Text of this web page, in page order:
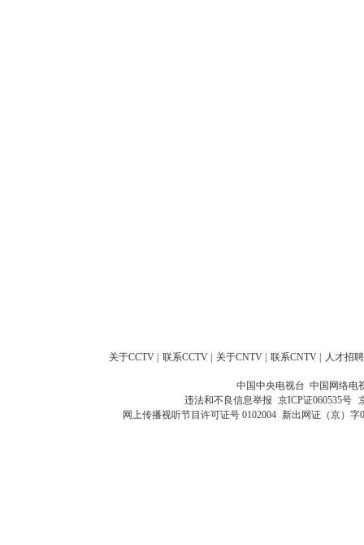
关于CCTV 联系CCTV 关于CNTV 联系CNTV 人才招聘
中国中央电视台 中国网络电
违法和不良信息举报 京ICP证060535号
网上传播视听节目许可证号 0102004 新出网证（京）